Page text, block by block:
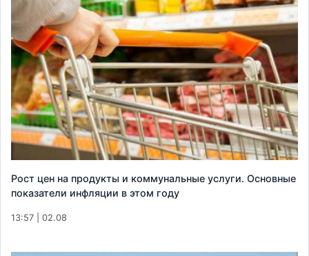
Рост цен на продукты и коммунальные услуги. Основные
показатели инфляции в этом году
13:57 | 02.08